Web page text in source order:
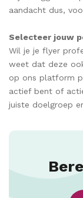
aandacht dus,
Selecteer jouw
Wil je je flyer
weet dat deze
op ons platform
actief bent of
juiste doelgroep